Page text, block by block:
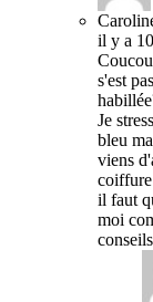
il y a
s'est
Je
bleu
viens
il faut
moi